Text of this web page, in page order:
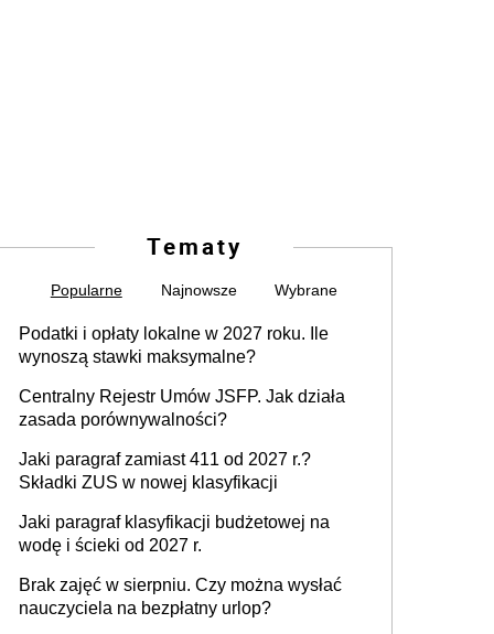
Tematy
Popularne Najnowsze Wybrane
Podatki i opłaty lokalne w 2027 roku. Ile
wynoszą stawki maksymalne?
Centralny Rejestr Umów JSFP. Jak działa
zasada porównywalności?
Jaki paragraf zamiast 411 od 2027 r.?
Składki ZUS w nowej klasyfikacji
Jaki paragraf klasyfikacji budżetowej na
wodę i ścieki od 2027 r.
Brak zajęć w sierpniu. Czy można wysłać
nauczyciela na bezpłatny urlop?